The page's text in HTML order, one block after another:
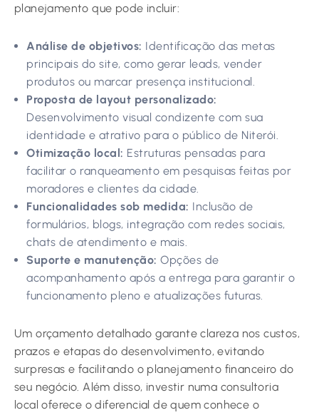
planejamento que pode incluir:
Análise de objetivos: Identificação das metas
principais do site, como gerar leads, vender
produtos ou marcar presença institucional.
Proposta de layout personalizado:
Desenvolvimento visual condizente com sua
identidade e atrativo para o público de Niterói.
Otimização local: Estruturas pensadas para
facilitar o ranqueamento em pesquisas feitas por
moradores e clientes da cidade.
Funcionalidades sob medida: Inclusão de
formulários, blogs, integração com redes sociais,
chats de atendimento e mais.
Suporte e manutenção: Opções de
acompanhamento após a entrega para garantir o
funcionamento pleno e atualizações futuras.
Um orçamento detalhado garante clareza nos custos,
prazos e etapas do desenvolvimento, evitando
surpresas e facilitando o planejamento financeiro do
seu negócio. Além disso, investir numa consultoria
local oferece o diferencial de quem conhece o